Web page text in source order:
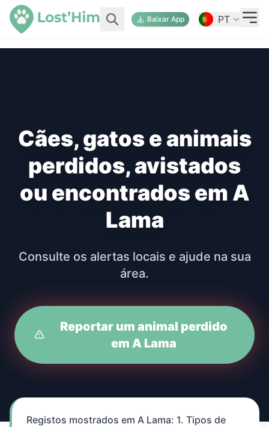
Baixar App PT
Cães, gatos e animais
perdidos, avistados
ou encontrados em A
Lama
Consulte os alertas locais e ajude na sua
área.
Reportar um animal perdido
em A Lama
Registos mostrados em A Lama: 1. Tipos de